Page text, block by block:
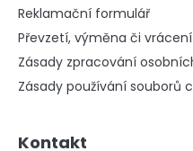
Reklamační formulář
Převzetí, výměna či
Zásady zpracování
Zásady používání souborů
Kontakt